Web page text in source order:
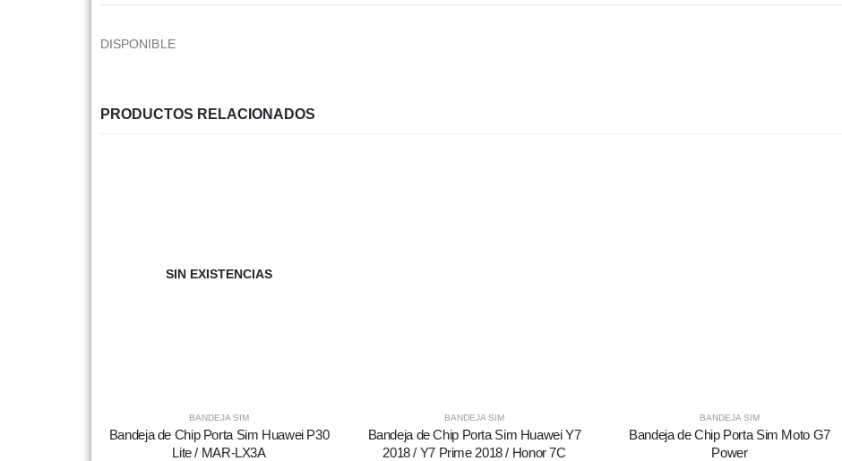
DISPONIBLE
PRODUCTOS RELACIONADOS
SIN EXISTENCIAS
BANDEJA SIM
Bandeja de Chip Porta Sim Huawei P30
Lite / MAR-LX3A
BANDEJA SIM
Bandeja de Chip Porta Sim Huawei Y7
2018 / Y7 Prime 2018 / Honor 7C
BANDEJA SIM
Bandeja de Chip Porta Sim Moto G7
Power